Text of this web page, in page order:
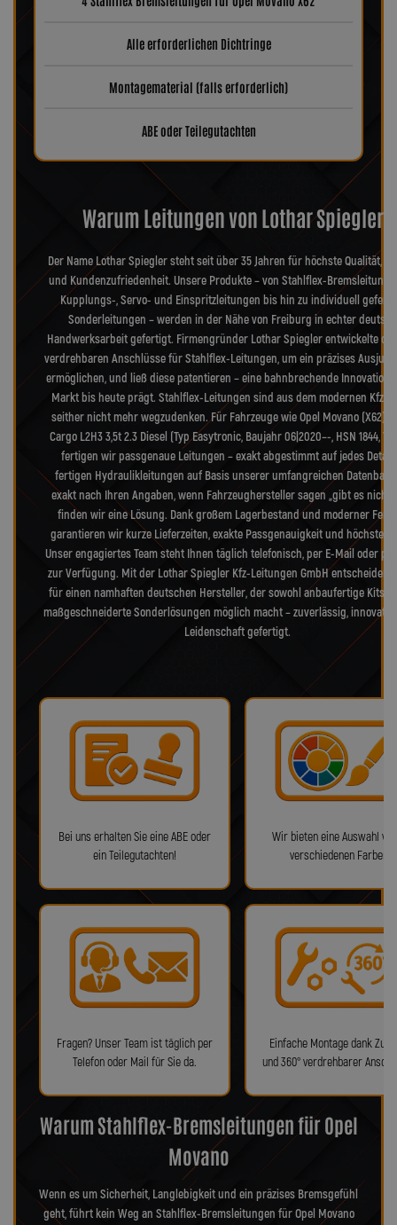
Alle erforderlichen Dichtringe
Montagematerial (falls erforderlich)
ABE oder Teilegutachten
Warum Leitungen von Lothar Spiegler?
Der Name Lothar Spiegler steht seit über 35 Jahren für höchste Qualität,
und Kundenzufriedenheit. Unsere Produkte – von Stahlflex-
Kupplungs-, Servo- und Einspritzleitungen bis hin zu individuell
Sonderleitungen – werden in der Nähe von Freiburg in echter
Handwerksarbeit gefertigt. Firmengründer Lothar Spiegler entwickelte
verdrehbaren Anschlüsse für Stahlflex-Leitungen, um ein präzises
ermöglichen, und ließ diese patentieren – eine bahnbrechende Innovation,
Markt bis heute prägt. Stahlflex-Leitungen sind aus dem modernen Kfz-
seither nicht mehr wegzudenken. Für Fahrzeuge wie Opel Movano (X62)
Cargo L2H3 3,5t 2.3 Diesel (Typ Easytronic, Baujahr 06|2020–-, HSN 1844,
fertigen wir passgenaue Leitungen – exakt abgestimmt auf jedes
fertigen Hydraulikleitungen auf Basis unserer umfangreichen
exakt nach Ihren Angaben, wenn Fahrzeughersteller sagen „gibt es nicht
finden wir eine Lösung. Dank großem Lagerbestand und moderner
garantieren wir kurze Lieferzeiten, exakte Passgenauigkeit und höchste
Unser engagiertes Team steht Ihnen täglich telefonisch, per E-Mail oder
zur Verfügung. Mit der Lothar Spiegler Kfz-Leitungen GmbH entscheiden
für einen namhaften deutschen Hersteller, der sowohl anbaufertige Kits
maßgeschneiderte Sonderlösungen möglich macht – zuverlässig,
Leidenschaft gefertigt.
Bei uns erhalten Sie eine ABE oder
ein Teilegutachten!
Wir bieten eine Auswahl
verschiedenen Farben!
Fragen? Unser Team ist täglich per
Telefon oder Mail für Sie da.
Einfache Montage dank
und 360° verdrehbarer
Warum Stahlflex-Bremsleitungen für Opel
Movano
Wenn es um Sicherheit, Langlebigkeit und ein präzises Bremsgefühl
geht, führt kein Weg an Stahlflex-Bremsleitungen für Opel Movano